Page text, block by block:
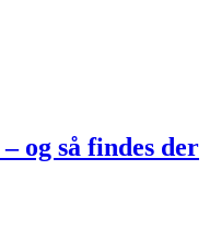
og så findes der